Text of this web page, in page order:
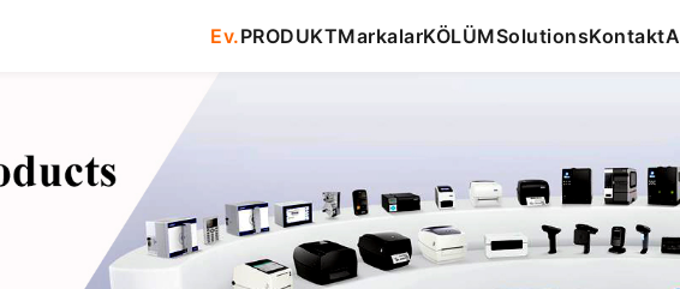
Ev.PRODUKTMarkalarKÖLÜMSolutionsKontakt